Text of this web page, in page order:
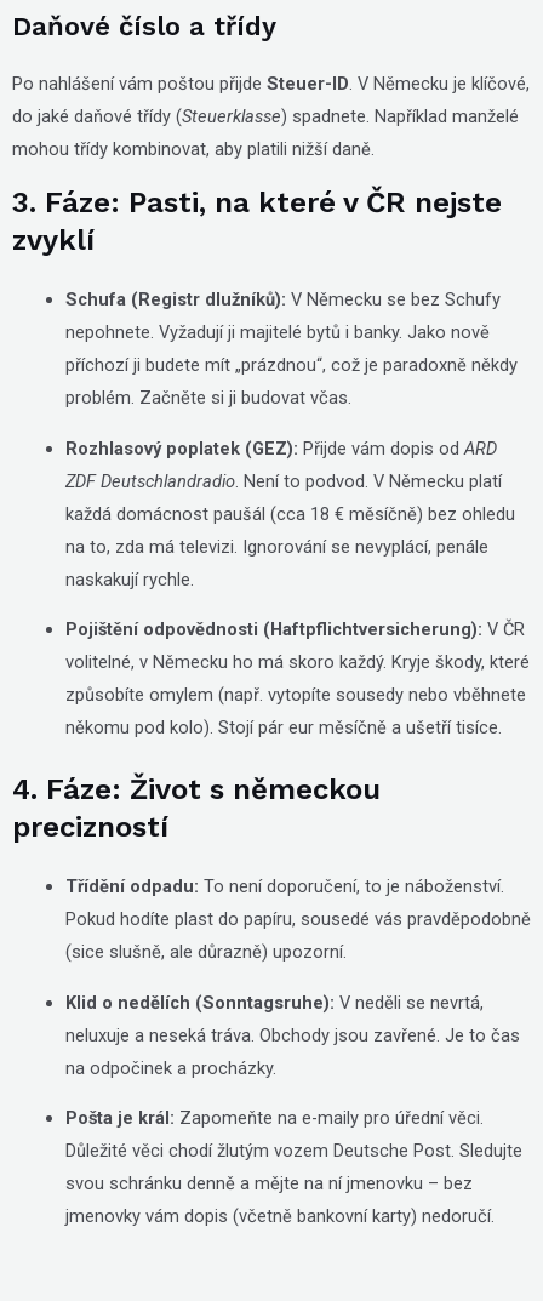
Daňové číslo a třídy
Po nahlášení vám poštou přijde Steuer-ID. V Německu je klíčové,
do jaké daňové třídy (Steuerklasse) spadnete. Například manželé
mohou třídy kombinovat, aby platili nižší daně.
3. Fáze: Pasti, na které v ČR nejste
zvyklí
Schufa (Registr dlužníků): V Německu se bez Schufy
nepohnete. Vyžadují ji majitelé bytů i banky. Jako nově
příchozí ji budete mít „prázdnou“, což je paradoxně někdy
problém. Začněte si ji budovat včas.
Rozhlasový poplatek (GEZ): Přijde vám dopis odARD
ZDF Deutschlandradio. Není to podvod. V Německu platí
každá domácnost paušál (cca 18 € měsíčně) bez ohledu
na to, zda má televizi. Ignorování se nevyplácí, penále
naskakují rychle.
Pojištění odpovědnosti (Haftpflichtversicherung): V ČR
volitelné, v Německu ho má skoro každý. Kryje škody, které
způsobíte omylem (např. vytopíte sousedy nebo vběhnete
někomu pod kolo). Stojí pár eur měsíčně a ušetří tisíce.
4. Fáze: Život s německou
precizností
Třídění odpadu: To není doporučení, to je náboženství.
Pokud hodíte plast do papíru, sousedé vás pravděpodobně
(sice slušně, ale důrazně) upozorní.
Klid o nedělích (Sonntagsruhe): V neděli se nevrtá,
neluxuje a neseká tráva. Obchody jsou zavřené. Je to čas
na odpočinek a procházky.
Pošta je král: Zapomeňte na e-maily pro úřední věci.
Důležité věci chodí žlutým vozem Deutsche Post. Sledujte
svou schránku denně a mějte na ní jmenovku – bez
jmenovky vám dopis (včetně bankovní karty) nedoručí.